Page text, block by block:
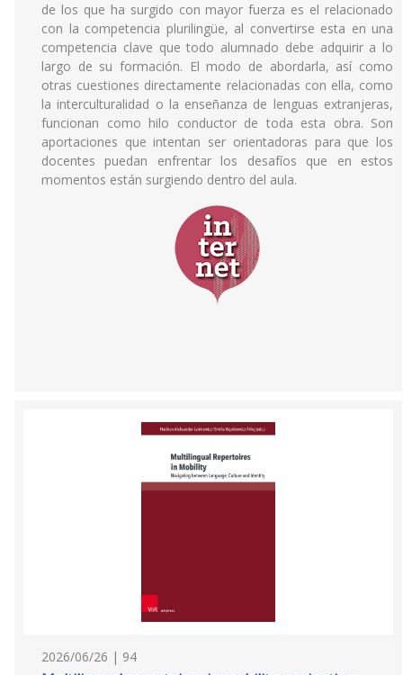
de los que ha surgido con mayor fuerza es el relacionado
con la competencia plurilingüe, al convertirse esta en una
competencia clave que todo alumnado debe adquirir a lo
largo de su formación. El modo de abordarla, así como
otras cuestiones directamente relacionadas con ella, como
la interculturalidad o la enseñanza de lenguas extranjeras,
funcionan como hilo conductor de toda esta obra. Son
aportaciones que intentan ser orientadoras para que los
docentes puedan enfrentar los desafíos que en estos
momentos están surgiendo dentro del aula.
2026/06/26 | 94